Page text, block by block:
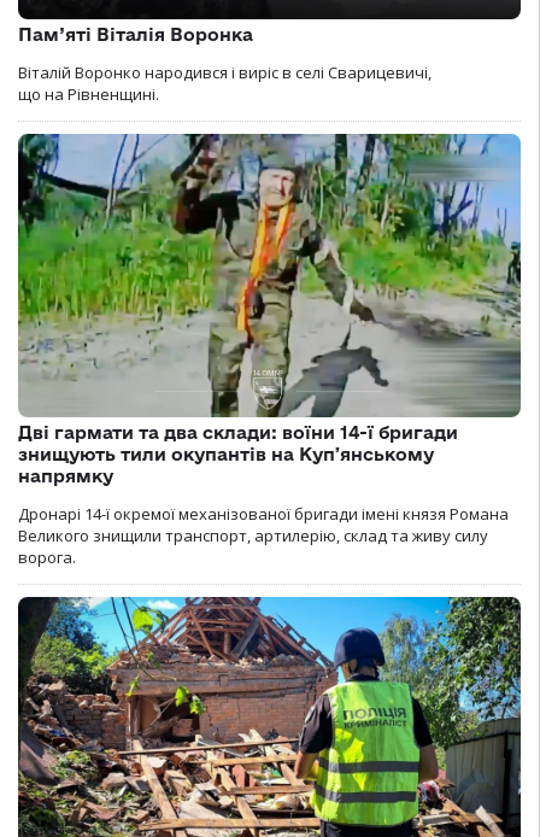
Пам’яті Віталія Воронка
Віталій Воронко народився і виріс в селі Сварицевичі,
що на Рівненщині.
Дві гармати та два склади: воїни 14-ї бригади
знищують тили окупантів на Купʼянському
напрямку
Дронарі 14-ї окремої механізованої бригади імені князя Романа
Великого знищили транспорт, артилерію, склад та живу силу
ворога.